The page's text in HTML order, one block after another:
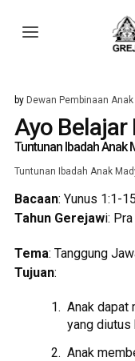
by Dewan Pembinaan
Ayo
Tuntunan Ibadah Anak
Tuntunan Ibadah Anak
Bacaan: Yunus 1:1-15
Tahun Gerejawi:
Tema: Tanggung
Tujuan:
Anak dapat
yang diutus
Anak